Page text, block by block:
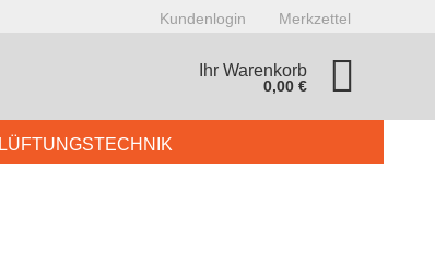
Kundenlogin Merkzettel
Ihr Warenkorb
0,00 €
LÜFTUNGSTECHNIK